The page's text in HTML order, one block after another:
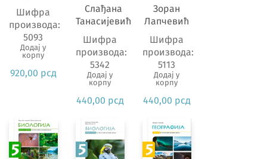
Шифра
производа:
5093
Додај у
корпу
920,00 рсд
Слађана
Танасијевић
Шифра
производа:
5342
Додај у
корпу
440,00 рсд
Зоран
Лапчевић
Шифра
производа:
5113
Додај у
корпу
440,00 рсд